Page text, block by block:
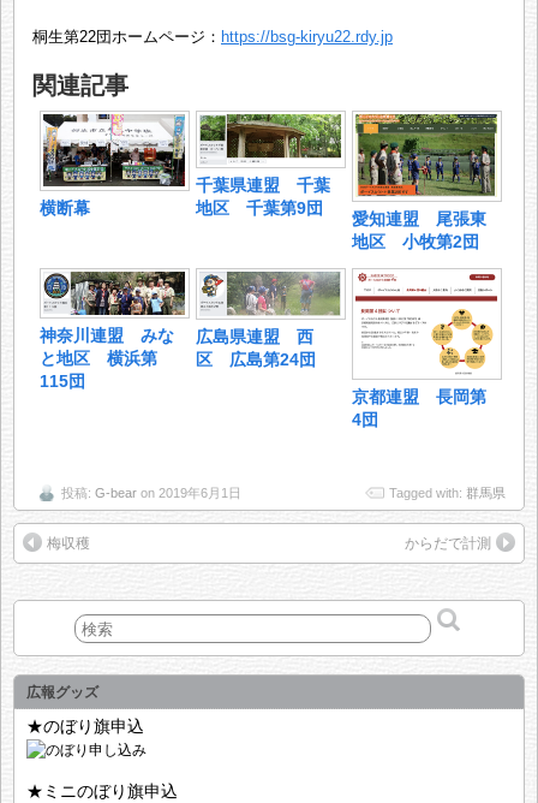
桐生第22団ホームページ： https://bsg-kiryu22.rdy.jp
関連記事
横断幕
千葉県連盟 千葉
地区 千葉第9団
愛知連盟 尾張東
地区 小牧第2団
神奈川連盟 みな
と地区 横浜第
115団
広島県連盟 西
区 広島第24団
京都連盟 長岡第
4団
投稿: G-bear on 2019年6月1日 Tagged with: 群馬県
梅収穫 からだで計測
広報グッズ
★のぼり旗申込
★ミニのぼり旗申込